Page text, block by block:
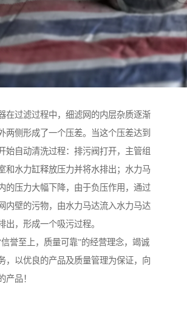
在过滤过程中，细滤网的内层杂质逐渐
两侧形成了一个压差。当这个压差达到
始自动清洗过程：排污阀打开，主管组
和水力缸释放压力并将水排出；水力马
的压力大幅下降，由于负压作用，通过
内壁的污物，由水力马达流入水力马达
出，形成一个吸污过程。
誉至上，质量可靠”的经营理念，竭诚
，以优良的产品及质量管理为保证，向
产品！